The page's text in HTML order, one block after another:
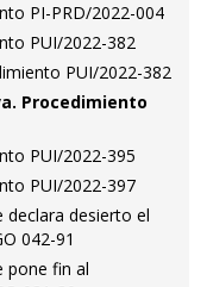
PI-PRD/2022-004
PUI/2022-382
PUI/2022-382
Procedimiento
PUI/2022-395
PUI/2022-397
declara desierto el
042-91
pone fin al